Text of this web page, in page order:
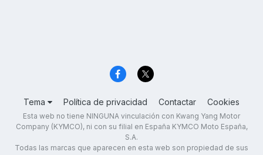
Tema Política de privacidad Contactar Cookies
Esta web no tiene NINGUNA vinculación con Kwang Yang Motor
Company (KYMCO), ni con su filial en España KYMCO Moto España,
S.A.
Todas las marcas que aparecen en esta web son propiedad de sus